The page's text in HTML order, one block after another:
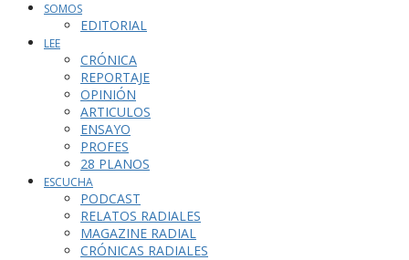
SOMOS
EDITORIAL
LEE
CRÓNICA
REPORTAJE
OPINIÓN
ARTICULOS
ENSAYO
PROFES
28 PLANOS
ESCUCHA
PODCAST
RELATOS RADIALES
MAGAZINE RADIAL
CRÓNICAS RADIALES